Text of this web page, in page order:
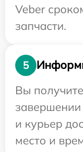
Veber
запчасти.
5
Вы
завершении
и курьер
место и